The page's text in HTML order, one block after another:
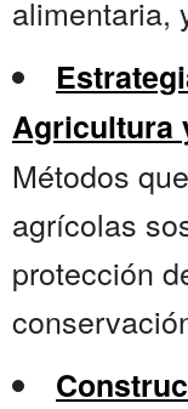
alimentaria,
Agricultura
Métodos
agrícolas
protección